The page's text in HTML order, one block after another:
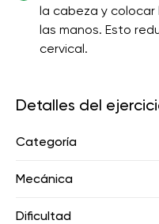
la cabeza y colocar
las manos. Esto
cervical.
Detalles del
Categoría
Mecánica
Dificultad